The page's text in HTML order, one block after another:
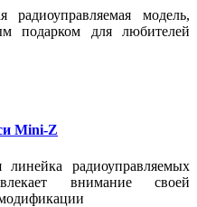
модель,
подарком для любителей
Mini-Z
радиоуправляемых
внимание своей